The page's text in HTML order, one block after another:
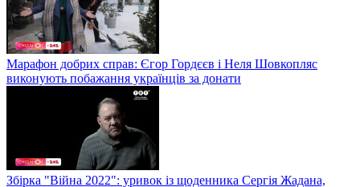
Марафон добрих справ: Єгор Гордєєв і Неля Шовкопляс
виконують побажання українців за донати
Збірка "Війна 2022": уривок із щоденника Сергія Жадана,